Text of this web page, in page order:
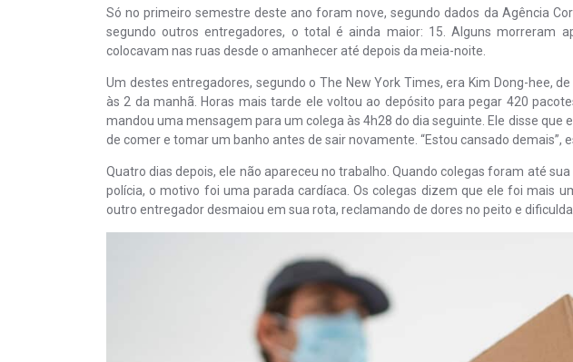
Só no primeiro semestre deste ano foram nove, segundo dados da Agência
segundo outros entregadores, o total é ainda maior: 15. Alguns morreram
colocavam nas ruas desde o amanhecer até depois da meia-noite.
Um destes entregadores, segundo o The New York Times, era Kim Dong-hee,
às 2 da manhã. Horas mais tarde ele voltou ao depósito para pegar 420
mandou uma mensagem para um colega às 4h28 do dia seguinte. Ele disse que
de comer e tomar um banho antes de sair novamente. “Estou cansado demais”,
Quatro dias depois, ele não apareceu no trabalho. Quando colegas foram até
polícia, o motivo foi uma parada cardíaca. Os colegas dizem que ele foi mais
outro entregador desmaiou em sua rota, reclamando de dores no peito e